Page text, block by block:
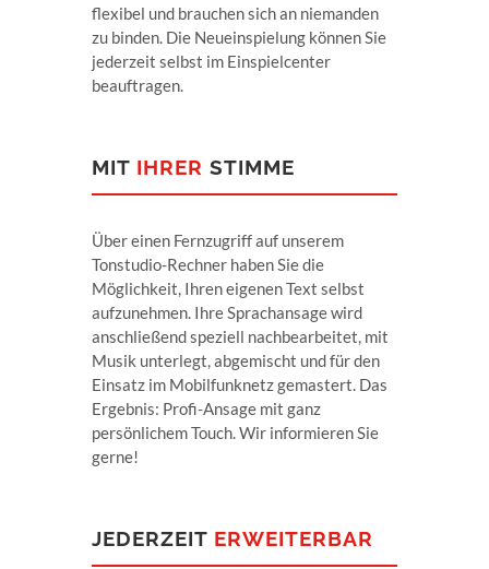
flexibel und brauchen sich an niemanden
zu binden. Die Neueinspielung können Sie
jederzeit selbst im Einspielcenter
beauftragen.
MIT IHRER STIMME
Über einen Fernzugriff auf unserem
Tonstudio-Rechner haben Sie die
Möglichkeit, Ihren eigenen Text selbst
aufzunehmen. Ihre Sprachansage wird
anschließend speziell nachbearbeitet, mit
Musik unterlegt, abgemischt und für den
Einsatz im Mobilfunknetz gemastert. Das
Ergebnis: Profi-Ansage mit ganz
persönlichem Touch. Wir informieren Sie
gerne!
JEDERZEIT ERWEITERBAR